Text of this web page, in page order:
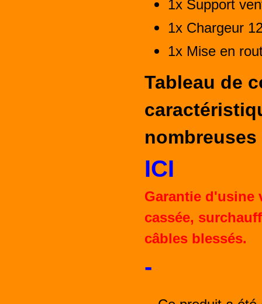
1x Support
1x Chargeur
1x Mise en
Tableau de
ICI
Garantie d'usine
cassée,
câbles blessés.
-